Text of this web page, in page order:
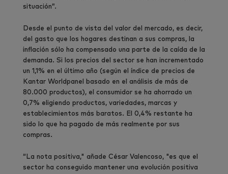
situación”.
Desde el punto de vista del valor del mercado, es decir,
del gasto que los hogares destinan a sus compras, la
inflación sólo ha compensado una parte de la caída de la
demanda. Si los precios del sector se han incrementado
un 1,1% en el último año (según el índice de precios de
Kantar Worldpanel basado en el análisis de más de
80.000 productos), el consumidor se ha ahorrado un
0,7% eligiendo productos, variedades, marcas y
establecimientos más baratos. El 0,4% restante ha
sido lo que ha pagado de más realmente por sus
compras.
“La nota positiva," añade César Valencoso, "es que el
sector ha conseguido mantener una evolución positiva